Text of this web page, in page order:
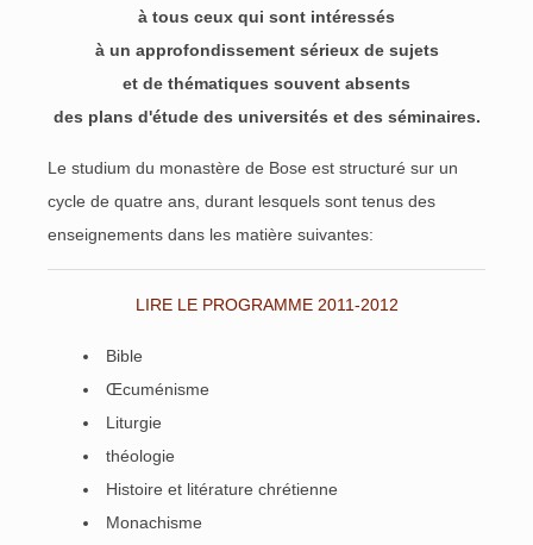
à tous ceux qui sont intéressés
à un approfondissement sérieux de sujets
et de thématiques souvent absents
des plans d'étude des universités et des séminaires.
Le studium du monastère de Bose est structuré sur un
cycle de quatre ans, durant lesquels sont tenus des
enseignements dans les matière suivantes:
LIRE LE PROGRAMME 2011-2012
Bible
Œcuménisme
Liturgie
théologie
Histoire et litérature chrétienne
Monachisme